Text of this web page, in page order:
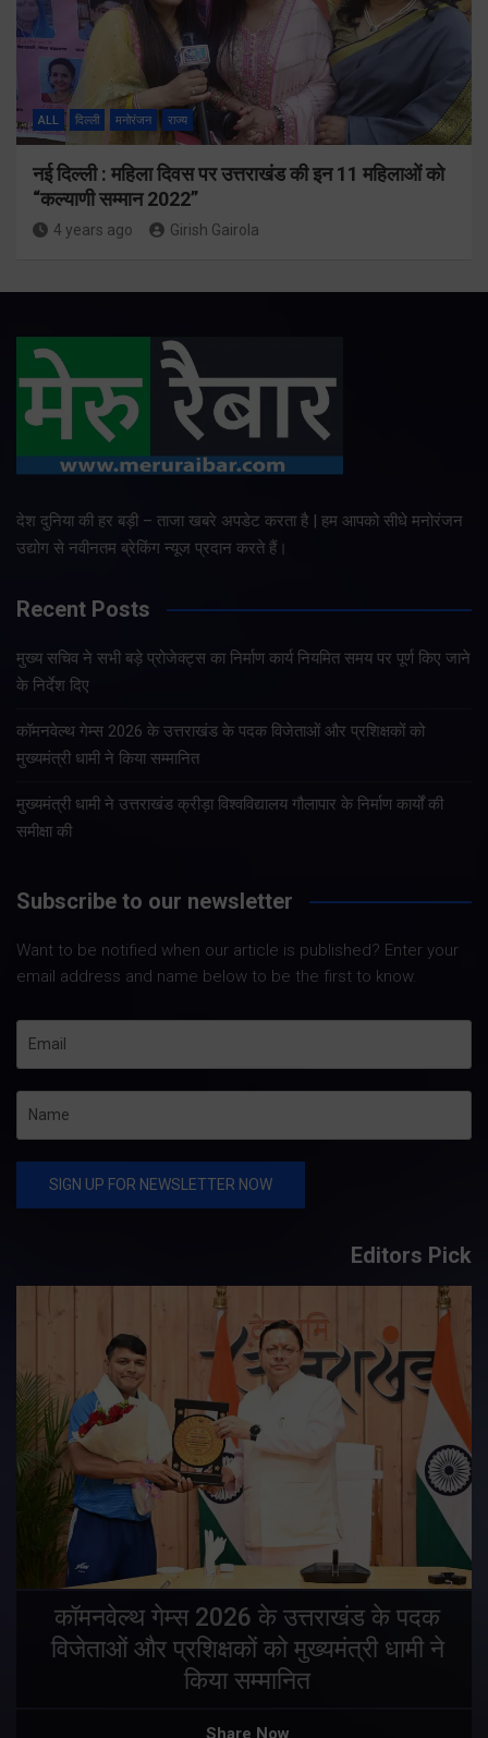
ALL दिल्ली मनोरंजन राज्य
नई दिल्ली : महिला दिवस पर उत्तराखंड की इन 11 महिलाओं को
“कल्याणी सम्मान 2022”
4 years ago Girish Gairola
देश दुनिया की हर बड़ी – ताजा खबरे अपडेट करता है | हम आपको सीधे मनोरंजन
उद्योग से नवीनतम ब्रेकिंग न्यूज प्रदान करते हैं।
Recent Posts
मुख्य सचिव ने सभी बड़े प्रोजेक्ट्स का निर्माण कार्य नियमित समय पर पूर्ण किए जाने
के निर्देश दिए
कॉमनवेल्थ गेम्स 2026 के उत्तराखंड के पदक विजेताओं और प्रशिक्षकों को
मुख्यमंत्री धामी ने किया सम्मानित
मुख्यमंत्री धामी ने उत्तराखंड क्रीड़ा विश्वविद्यालय गौलापार के निर्माण कार्यों की
समीक्षा की
Subscribe to our newsletter
Want to be notified when our article is published? Enter your
email address and name below to be the first to know.
Editors Pick
कॉमनवेल्थ गेम्स 2026 के उत्तराखंड के पदक
विजेताओं और प्रशिक्षकों को मुख्यमंत्री धामी ने
किया सम्मानित
Share Now